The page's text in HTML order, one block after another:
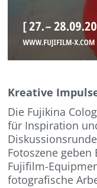
Kreative
Die Fujikina
für Inspiration
Fotoszene
Fujifilm-
fotografische